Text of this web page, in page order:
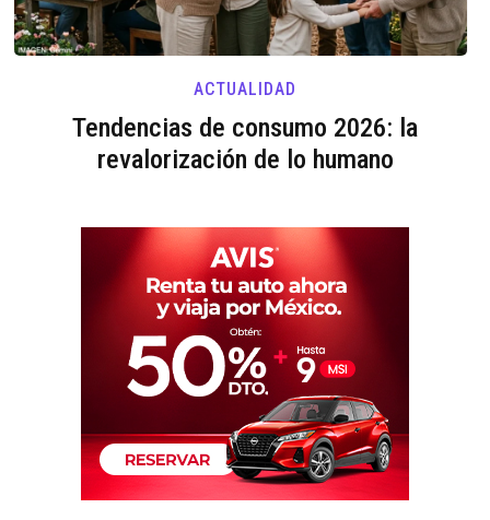
ACTUALIDAD
Tendencias de consumo 2026: la
revalorización de lo humano